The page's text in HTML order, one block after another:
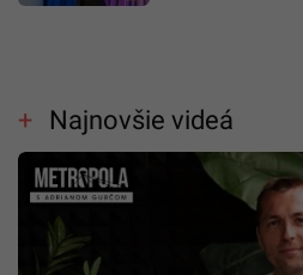
Najnovšie videá